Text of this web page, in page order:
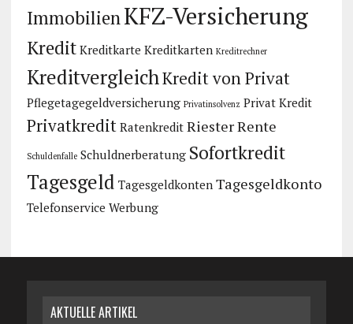
ImmobilienKFZ-Versicherung
Kredit Kreditkarte Kreditkarten Kreditrechner
KreditvergleichKredit von Privat
Pflegetagegeldversicherung Privatinsolvenz Privat Kredit
Privatkredit Ratenkredit Riester Rente
Schuldenfalle Schuldnerberatung Sofortkredit
Tagesgeld Tagesgeldkonten Tagesgeldkonto
Telefonservice Werbung
AKTUELLE ARTIKEL